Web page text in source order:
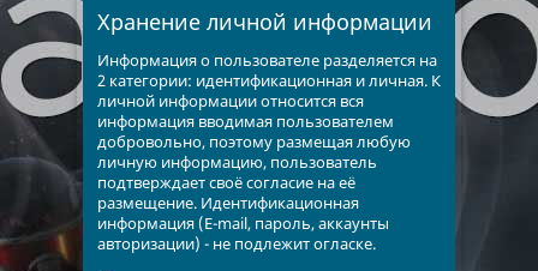
Хранение личной информации
Информация о пользователе разделяется на
2 категории: идентификационная и личная. К
личной информации относится вся
информация вводимая пользователем
добровольно, поэтому размещая любую
личную информацию, пользователь
подтверждает своё согласие на её
размещение. Идентификационная
информация (E-mail, пароль, аккаунты
авторизации) - не подлежит огласке.